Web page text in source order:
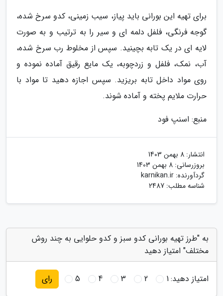
برای تهیه این بورانی باید پیاز، سیب زمینی، کدو سرخ شده،
گوجه فرنگی، فلفل دلمه ای و سیر را به ترتیب و به صورت
لایه ای در یک تابه بچینید. سپس از مخلوط رب سرخ شده،
آب، نمک، فلفل و زردچوبه، یک مایع رقیق آماده نموده و
روی مواد داخل تابه بریزید. سپس اجازه دهید تا مواد با
حرارت ملایم پخته و آماده شوند.
منبع: اسنپ فود
انتشار: 8 بهمن 1403
بروزرسانی: 8 بهمن 1403
گردآورنده: karnikan.ir
شناسه مطلب: 2487
به "طرز تهیه بورانی کدو سبز و کدو حلوایی به چند روش
مختلف" امتیاز دهید
امتیاز دهید:1
2
3
4
5 رای